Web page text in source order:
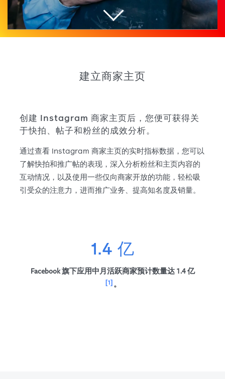
建立商家主页
创建 Instagram 商家主页后，您便可获得关
于快拍、帖子和粉丝的成效分析。
通过查看 Instagram 商家主页的实时指标数据，您可以
了解快拍和推广帖的表现，深入分析粉丝和主页内容的
互动情况，以及使用一些仅向商家开放的功能，轻松吸
引受众的注意力，进而推广业务、提高知名度及销量。
1.4 亿
Facebook 旗下应用中月活跃商家预计数量达 1.4 亿
1 。